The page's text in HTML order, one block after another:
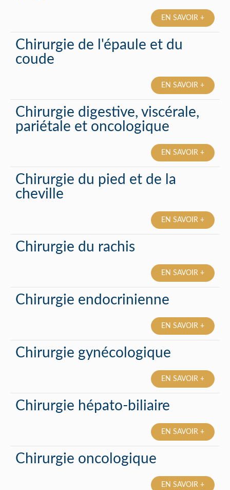
EN SAVOIR +
Chirurgie de l'épaule et du
coude
EN SAVOIR +
Chirurgie digestive, viscérale,
pariétale et oncologique
EN SAVOIR +
Chirurgie du pied et de la
cheville
EN SAVOIR +
Chirurgie du rachis
EN SAVOIR +
Chirurgie endocrinienne
EN SAVOIR +
Chirurgie gynécologique
EN SAVOIR +
Chirurgie hépato-biliaire
EN SAVOIR +
Chirurgie oncologique
EN SAVOIR +